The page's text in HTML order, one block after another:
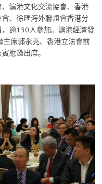
滬港文化交流協會、香港
、徐匯海外聯誼會香港分
逾130人參加。滬港經濟發
席郭永亮、香港立法會前
應邀出席。